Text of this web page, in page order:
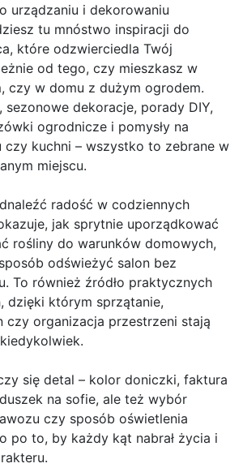
urządzaniu i dekorowaniu
tu mnóstwo inspiracji do
które odzwierciedla Twój
od tego, czy mieszkasz w
czy w domu z dużym ogrodem.
sezonowe dekoracje, porady DIY,
ogrodnicze i pomysły na
czy kuchni – wszystko to zebrane w
miejscu.
radość w codziennych
jak sprytnie uporządkować
rośliny do warunków domowych,
odświeżyć salon bez
To również źródło praktycznych
dzięki którym sprzątanie,
czy organizacja przestrzeni stają
się detal – kolor doniczki, faktura
na sofie, ale też wybór
czy sposób oświetlenia
po to, by każdy kąt nabrał życia i